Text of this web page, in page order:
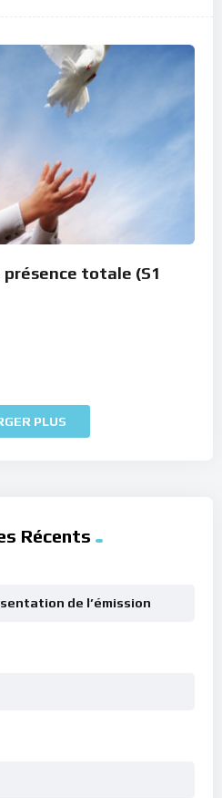
totale (S1
PLUS
Récents
de l’émission